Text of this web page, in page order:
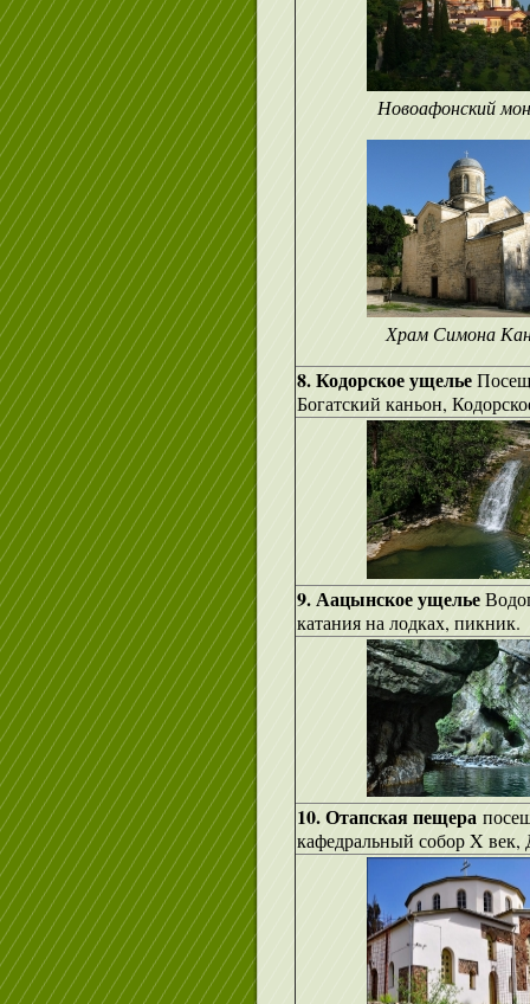
Новоафонский
Храм Симона
8. Кодорское ущелье
Богатский каньон,
9. Аацынское ущелье
катания на лодках, пикник.
10. Отапская пещера
кафедральный собор X